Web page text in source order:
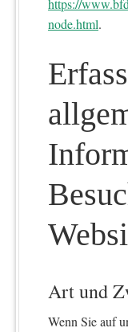
https://
node.html.
Art und
Wenn Sie auf